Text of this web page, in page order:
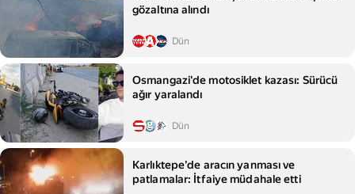
gözaltına alındı
Dün
Osmangazi'de motosiklet kazası: Sürücü
ağır yaralandı
Dün
Karlıktepe'de aracın yanması ve
patlamalar: İtfaiye müdahale etti